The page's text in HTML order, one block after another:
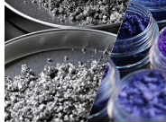
02. 品种丰富